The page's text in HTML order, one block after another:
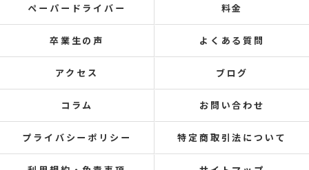
ペーパードライバー 料金
卒業生の声 よくある質問
アクセス ブログ
コラム お問い合わせ
プライバシーポリシー 特定商取引法について